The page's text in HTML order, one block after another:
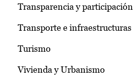
Transparencia y participación
Transporte e infraestructuras
Turismo
Vivienda y Urbanismo